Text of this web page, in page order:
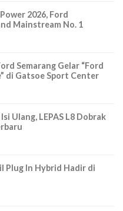
2026, Ford
Mainstream No. 1
Semarang Gelar “Ford
di Gatsoe Sport Center
Ulang, LEPAS L8 Dobrak
Plug In Hybrid Hadir di